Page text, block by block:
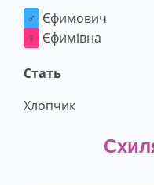
♂ Єфимович
♀ Єфимівна
Стать
Хлопчик